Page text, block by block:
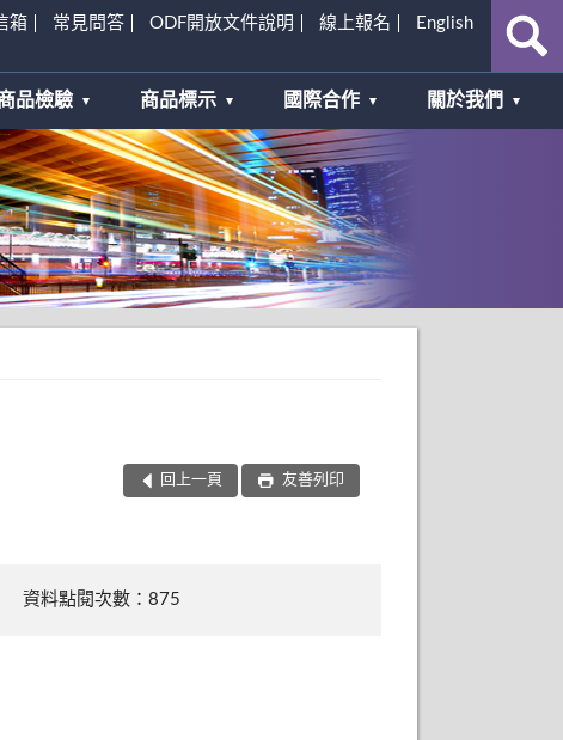
箱 常見問答 ODF開放文件說明 線上報名 English
品檢驗 商品標示 國際合作 關於我們
回上一頁 友善列印
資料點閱次數：875